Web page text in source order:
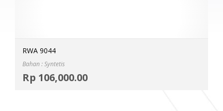
RWA 9044
Bahan : Syntetis
Rp 106,000.00